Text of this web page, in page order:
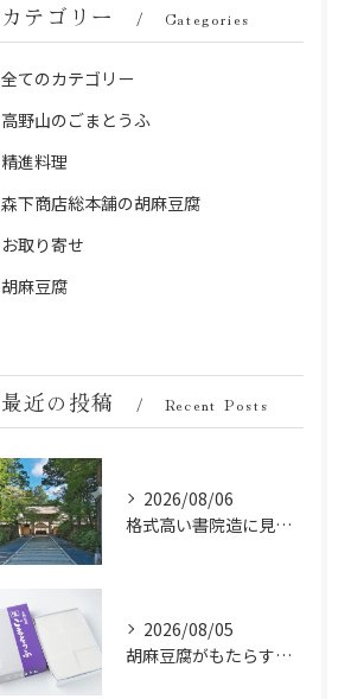
カテゴリー Categories
全てのカテゴリー
高野山のごまとうふ
精進料理
森下商店総本舗の胡麻豆腐
お取り寄せ
胡麻豆腐
最近の投稿 Recent Posts
2026/08/06
格式高い書院造に見る金剛峯寺の中世から近世への変遷
2026/08/05
胡麻豆腐がもたらす美肌の秘密：ビタミンEと抗酸化成分の力